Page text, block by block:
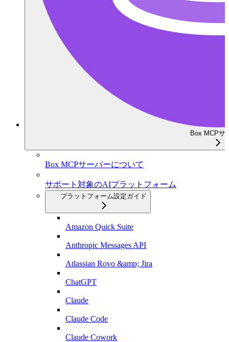
Box MCPサ
Box MCPサーバーについて
サポート対象のAIプラットフォーム
プラットフォーム設定ガイド
Amazon Quick Suite
Anthropic Messages API
Atlassian Rovo &amp; Jira
ChatGPT
Claude
Claude Code
Claude Cowork